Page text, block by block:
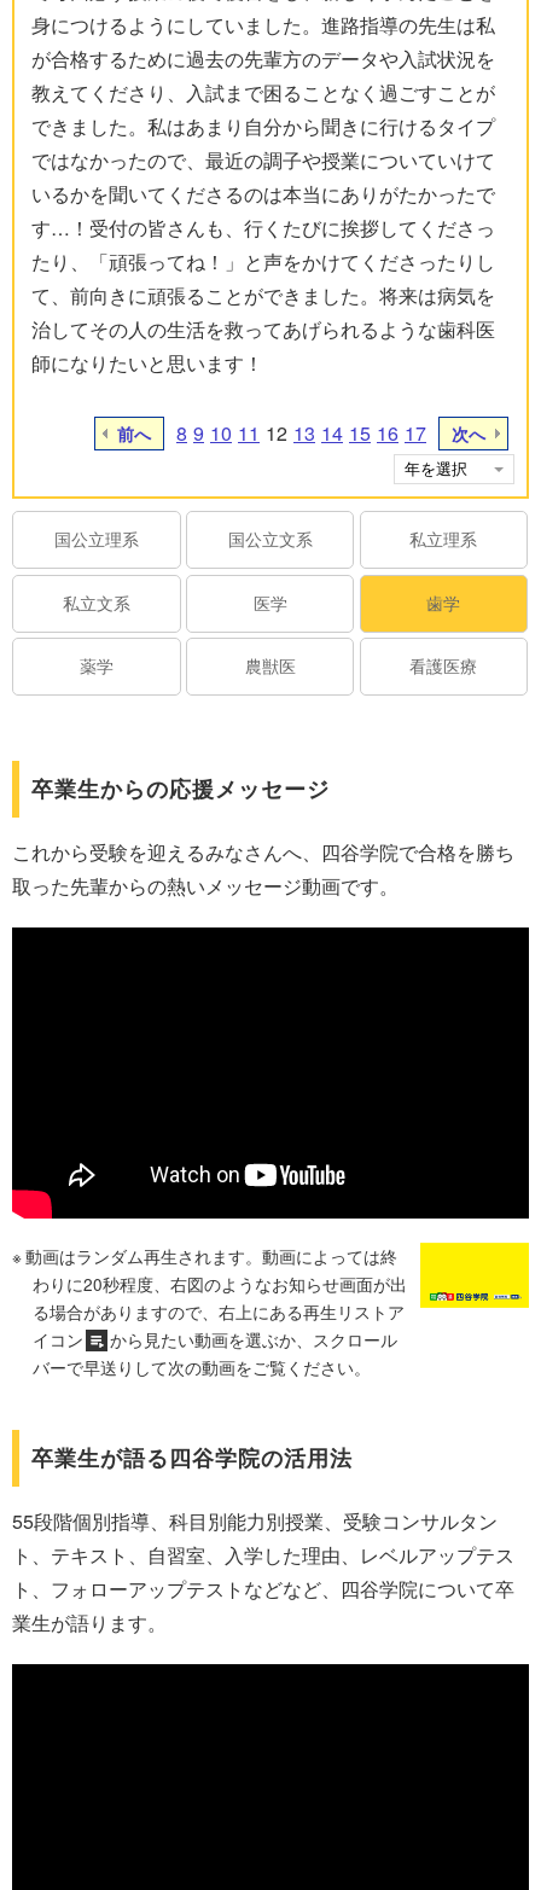
身につけるようにしていました。進路指導の先生は私
が合格するために過去の先輩方のデータや入試状況を
教えてくださり、入試まで困ることなく過ごすことが
できました。私はあまり自分から聞きに行けるタイプ
ではなかったので、最近の調子や授業についていけて
いるかを聞いてくださるのは本当にありがたかったで
す…！受付の皆さんも、行くたびに挨拶してくださっ
たり、「頑張ってね！」と声をかけてくださったりし
て、前向きに頑張ることができました。将来は病気を
治してその人の生活を救ってあげられるような歯科医
師になりたいと思います！
前へ 8 9 10 11 12 13 14 15 16 17 次へ
国公立理系 国公立文系 私立理系
私立文系 医学 歯学
薬学 農獣医 看護医療
卒業生からの応援メッセージ
これから受験を迎えるみなさんへ、四谷学院で合格を勝ち
取った先輩からの熱いメッセージ動画です。
動画はランダム再生されます。動画によっては終
わりに20秒程度、右図のようなお知らせ画面が出
る場合がありますので、右上にある再生リストア
イコン
から見たい動画を選ぶか、スクロール
バーで早送りして次の動画をご覧ください。
卒業生が語る四谷学院の活用法
55段階個別指導、科目別能力別授業、受験コンサルタン
ト、テキスト、自習室、入学した理由、レベルアップテス
ト、フォローアップテストなどなど、四谷学院について卒
業生が語ります。